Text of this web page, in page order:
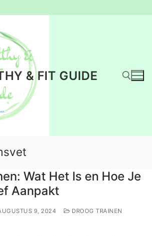
& FIT GUIDE
Wat Het Is en Hoe Je
Aanpakt
9, 2024
DROOG TRAINEN